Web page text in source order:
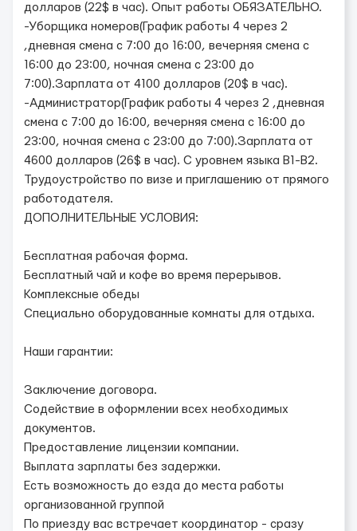
долларов (22$ в час). Опыт работы ОБЯЗАТЕЛЬНО.
-Уборщика номеров(График работы 4 через 2
,дневная смена с 7:00 до 16:00, вечерняя смена с
16:00 до 23:00, ночная смена с 23:00 до
7:00).Зарплата от 4100 долларов (20$ в час).
-Администратор(График работы 4 через 2 ,дневная
смена с 7:00 до 16:00, вечерняя смена с 16:00 до
23:00, ночная смена с 23:00 до 7:00).Зарплата от
4600 долларов (26$ в час). С уровнем языка B1-B2.
Трудоустройство по визе и приглашению от прямого
работодателя.
ДОПОЛНИТЕЛЬНЫЕ УСЛОВИЯ:
Бесплатная рабочая форма.
Бесплатный чай и кофе во время перерывов.
Комплексные обеды
Специально оборудованные комнаты для отдыха.
Наши гарантии:
Заключение договора.
Содействие в оформлении всех необходимых
документов.
Предоставление лицензии компании.
Выплата зарплаты без задержки.
Есть возможность до езда до места работы
организованной группой
По приезду вас встречает координатор - сразу